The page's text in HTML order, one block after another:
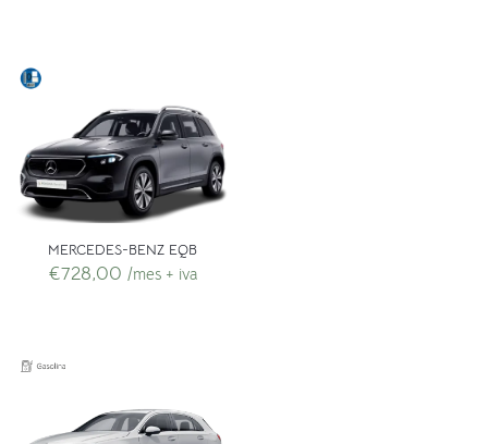
MERCEDES-BENZ EQB
€728,00 /mes + iva